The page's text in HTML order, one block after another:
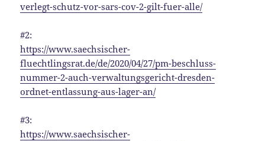
verlegt-schutz-vor-sars-cov-2-gilt-fuer-alle/
#2:
https://www.saechsischer-
fluechtlingsrat.de/de/2020/04/27/pm-beschluss-
nummer-2-auch-verwaltungsgericht-dresden-
ordnet-entlassung-aus-lager-an/
#3:
https://www.saechsischer-